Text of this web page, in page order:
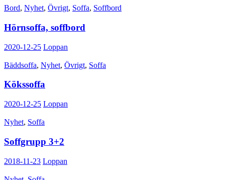
Bord, Nyhet, Övrigt, Soffa, Soffbord
Hörnsoffa, soffbord
2020-12-25 Loppan
Bäddsoffa, Nyhet, Övrigt, Soffa
Kökssoffa
2020-12-25 Loppan
Nyhet, Soffa
Soffgrupp 3+2
2018-11-23 Loppan